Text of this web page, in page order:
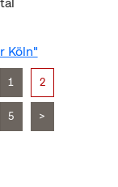
Köln"
1 2
5 >